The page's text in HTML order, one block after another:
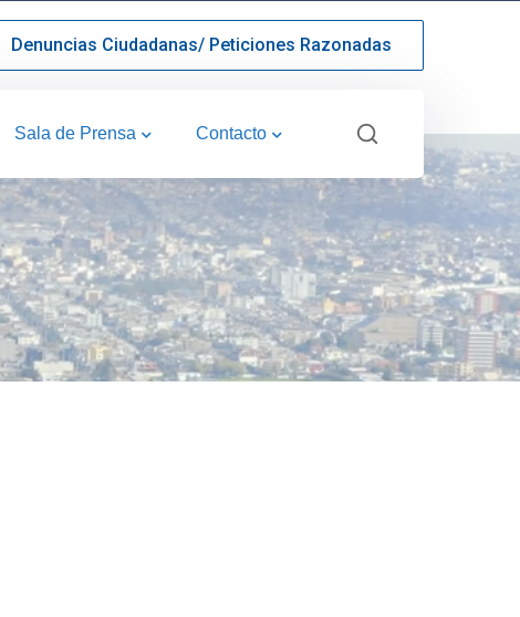
Denuncias Ciudadanas/ Peticiones Razonadas
Sala de Prensa Contacto